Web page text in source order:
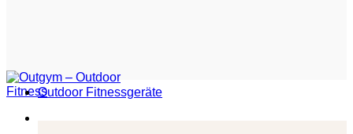
Outdoor Fitnessgeräte